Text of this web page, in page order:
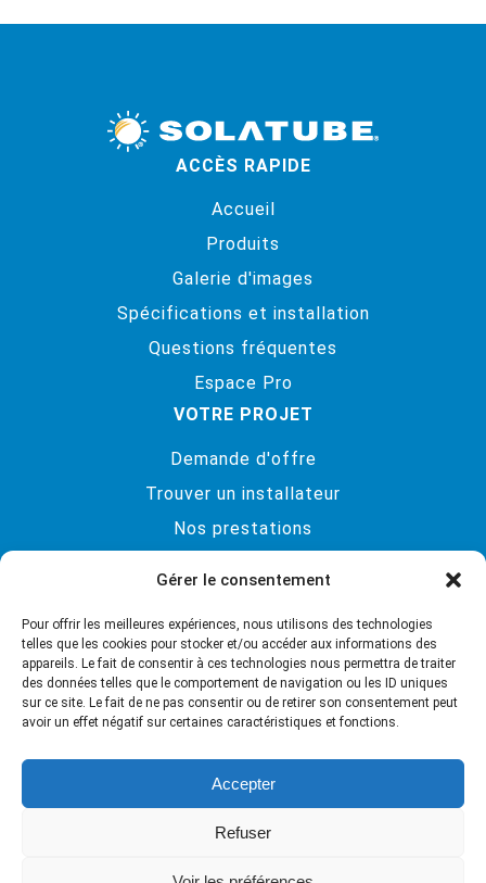
Gérer le consentement
Pour offrir les meilleures expériences, nous utilisons des technologies
telles que les cookies pour stocker et/ou accéder aux informations des
appareils. Le fait de consentir à ces technologies nous permettra de traiter
des données telles que le comportement de navigation ou les ID uniques
sur ce site. Le fait de ne pas consentir ou de retirer son consentement peut
avoir un effet négatif sur certaines caractéristiques et fonctions.
Accepter
Refuser
ACCÈS RAPIDE
Accueil
Produits
Galerie d'images
Spécifications et installation
Questions fréquentes
Espace Pro
VOTRE PROJET
Demande d'offre
Trouver un installateur
Nos prestations
Bois et Lumière SA
Chemin de La Scie 1
1405 Pomy
info@solatube.ch